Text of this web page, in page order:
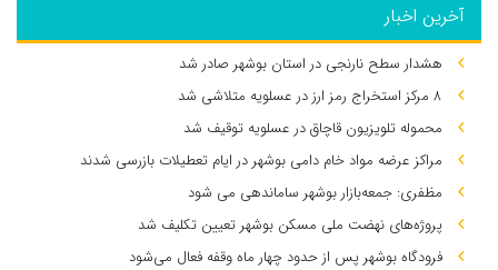
آخرین اخبار
هشدار سطح نارنجی در استان بوشهر صادر شد
۸ مرکز استخراج رمز ارز در عسلویه متلاشی شد
محموله تلویزیون قاچاق در عسلویه توقیف شد
مراکز عرضه مواد خام دامی بوشهر در ایام تعطیلات بازرسی شدند
مظفری: جمعه‌بازار بوشهر ساماندهی می‌ شود
پروژه‌های نهضت ملی مسکن بوشهر تعیین تکلیف شد
فرودگاه بوشهر پس از حدود چهار ماه وقفه فعال می‌شود